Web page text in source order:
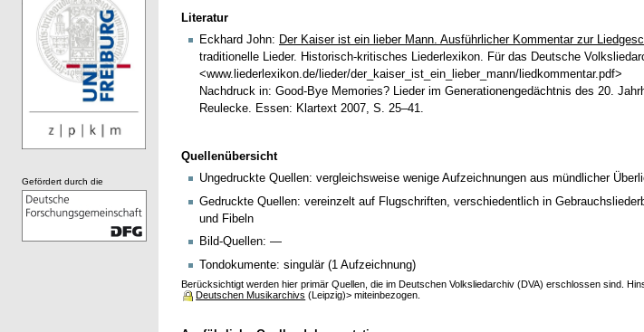
Literatur
Eckhard John: Der Kaiser ist ein lieber Mann. Ausführlicher Kommentar zur
traditionelle Lieder. Historisch-kritisches Liederlexikon. Für das Deutsche
<www.liederlexikon.de/lieder/der_kaiser_ist_ein_lieber_mann/liedkommentar.pdf>
Nachdruck in: Good-Bye Memories? Lieder im Generationengedächtnis des 20.
Reulecke. Essen: Klartext 2007, S. 25–41.
Quellenübersicht
Ungedruckte Quellen: vergleichsweise wenige Aufzeichnungen aus mündlicher
Gedruckte Quellen: vereinzelt auf Flugschriften, verschiedentlich in
und Fibeln
Bild-Quellen: —
Tondokumente: singulär (1 Aufzeichnung)
Berücksichtigt werden hier primär Quellen, die im Deutschen Volksliedarchiv (DVA) erschlossen sind.
Deutschen Musikarchivs (Leipzig)> miteinbezogen.
Gefördert durch die